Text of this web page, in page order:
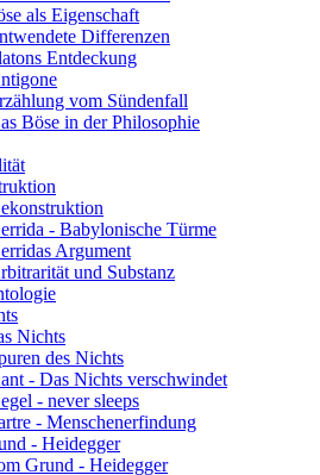
als Eigenschaft
Differenzen
Entdeckung
vom Sündenfall
Böse in der Philosophie
- Babylonische Türme
Argument
und Substanz
Nichts
des Nichts
- Das Nichts verschwindet
- never sleeps
- Menschenerfindung
- Heidegger
Grund - Heidegger